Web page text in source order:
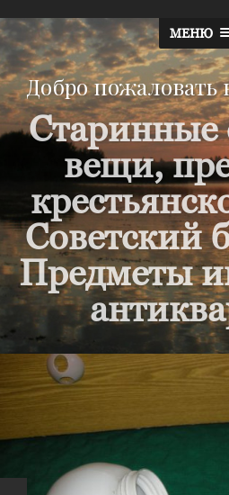
МЕНЮ
Добро пожаловать
Старинные
вещи,
Советский
Предметы